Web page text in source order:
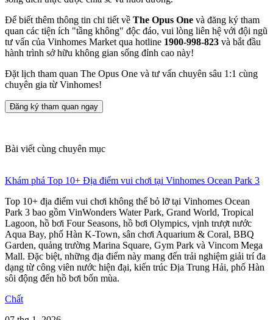
Để biết thêm thông tin chi tiết về The Opus One và đăng ký tham
quan các tiện ích "tầng không" độc đáo, vui lòng liên hệ với đội ngũ
tư vấn của Vinhomes Market qua hotline 1900-998-823 và bắt đầu
hành trình sở hữu không gian sống đỉnh cao này!
Đặt lịch tham quan The Opus One và tư vấn chuyên sâu 1:1 cùng
chuyên gia từ Vinhomes!
Đăng ký tham quan ngay
Bài viết cùng chuyên mục
Khám phá Top 10+ Địa điểm vui chơi tại Vinhomes Ocean Park 3
Top 10+ địa điểm vui chơi không thể bỏ lỡ tại Vinhomes Ocean
Park 3 bao gồm VinWonders Water Park, Grand World, Tropical
Lagoon, hồ bơi Four Seasons, hồ bơi Olympics, vịnh trượt nước
Aqua Bay, phố Hàn K-Town, sân chơi Aquarium & Coral, BBQ
Garden, quảng trường Marina Square, Gym Park và Vincom Mega
Mall. Đặc biệt, những địa điểm này mang đến trải nghiệm giải trí đa
dạng từ công viên nước hiện đại, kiến trúc Địa Trung Hải, phố Hàn
sôi động đến hồ bơi bốn mùa.
Chất